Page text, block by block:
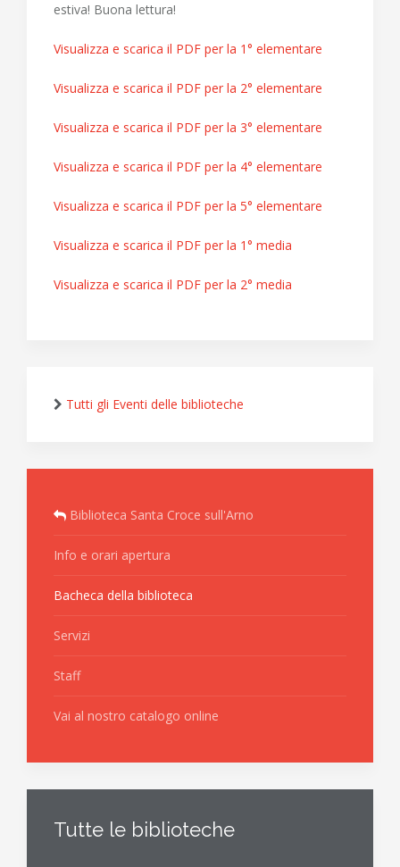
estiva! Buona lettura!
Visualizza e scarica il PDF per la 1° elementare
Visualizza e scarica il PDF per la 2° elementare
Visualizza e scarica il PDF per la 3° elementare
Visualizza e scarica il PDF per la 4° elementare
Visualizza e scarica il PDF per la 5° elementare
Visualizza e scarica il PDF per la 1° media
Visualizza e scarica il PDF per la 2° media
Tutti gli Eventi delle biblioteche
Biblioteca Santa Croce sull'Arno
Info e orari apertura
Bacheca della biblioteca
Servizi
Staff
Vai al nostro catalogo online
Tutte le biblioteche